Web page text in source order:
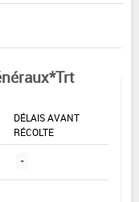
DÉLAIS AVANT
RÉCOLTE
-